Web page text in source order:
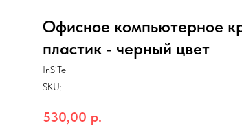
Офисное компьютерное
пластик - черный цвет
InSiTe
SKU:
530,00 р.